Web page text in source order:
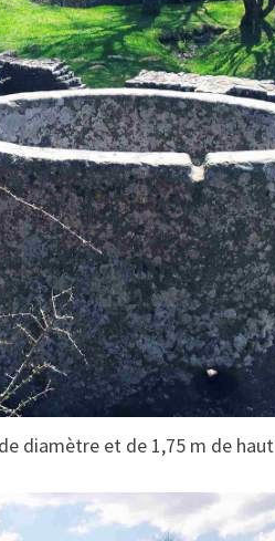
diamètre et de 1,75 m de haut